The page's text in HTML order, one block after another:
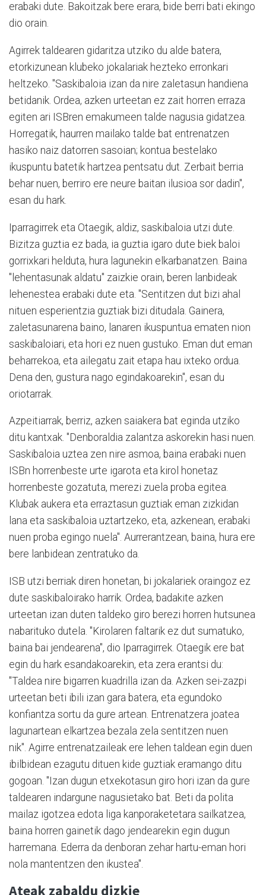
erabaki dute. Bakoitzak bere erara, bide berri bati ekingo
dio orain.
Agirrek taldearen gidaritza utziko du alde batera,
etorkizunean klubeko jokalariak hezteko erronkari
heltzeko. "Saskibaloia izan da nire zaletasun handiena
betidanik. Ordea, azken urteetan ez zait horren erraza
egiten ari ISBren emakumeen talde nagusia gidatzea.
Horregatik, haurren mailako talde bat entrenatzen
hasiko naiz datorren sasoian; kontua bestelako
ikuspuntu batetik hartzea pentsatu dut. Zerbait berria
behar nuen, berriro ere neure baitan ilusioa sor dadin",
esan du hark.
Iparragirrek eta Otaegik, aldiz, saskibaloia utzi dute.
Bizitza guztia ez bada, ia guztia igaro dute biek baloi
gorrixkari helduta, hura lagunekin elkarbanatzen. Baina
"lehentasunak aldatu" zaizkie orain, beren lanbideak
lehenestea erabaki dute eta. "Sentitzen dut bizi ahal
nituen esperientzia guztiak bizi ditudala. Gainera,
zaletasunarena baino, lanaren ikuspuntua ematen nion
saskibaloiari, eta hori ez nuen gustuko. Eman dut eman
beharrekoa, eta ailegatu zait etapa hau ixteko ordua.
Dena den, gustura nago egindakoarekin", esan du
oriotarrak.
Azpeitiarrak, berriz, azken saiakera bat eginda utziko
ditu kantxak. "Denboraldia zalantza askorekin hasi nuen.
Saskibaloia uztea zen nire asmoa, baina erabaki nuen
ISBn horrenbeste urte igarota eta kirol honetaz
horrenbeste gozatuta, merezi zuela proba egitea.
Klubak aukera eta erraztasun guztiak eman zizkidan
lana eta saskibaloia uztartzeko, eta, azkenean, erabaki
nuen proba egingo nuela". Aurrerantzean, baina, hura ere
bere lanbidean zentratuko da.
ISB utzi berriak diren honetan, bi jokalariek oraingoz ez
dute saskibaloirako harrik. Ordea, badakite azken
urteetan izan duten taldeko giro berezi horren hutsunea
nabarituko dutela. "Kirolaren faltarik ez dut sumatuko,
baina bai jendearena", dio Iparragirrek. Otaegik ere bat
egin du hark esandakoarekin, eta zera erantsi du:
"Taldea nire bigarren kuadrilla izan da. Azken sei-zazpi
urteetan beti ibili izan gara batera, eta egundoko
konfiantza sortu da gure artean. Entrenatzera joatea
lagunartean elkartzea bezala zela sentitzen nuen
nik". Agirre entrenatzaileak ere lehen taldean egin duen
ibilbidean ezagutu dituen kide guztiak eramango ditu
gogoan. "Izan dugun etxekotasun giro hori izan da gure
taldearen indargune nagusietako bat. Beti da polita
mailaz igotzea edota liga kanporaketetara sailkatzea,
baina horren gainetik dago jendearekin egin dugun
harremana. Ederra da denboran zehar hartu-eman hori
nola mantentzen den ikustea".
Ateak zabaldu dizkie